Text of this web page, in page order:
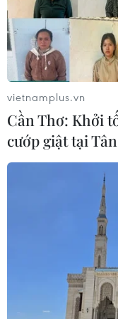
02/09/2024 04:34
'Địa chấn' liên
Novak Djokovic
31/08/2024 04:48
'Địa chấn' tại US
Alcaraz bị loại ở
US Open 2024:
vánh, thêm
29/08/2024 04:21
vietnamplus.vn
Cần Thơ: Khởi
cướp giật tại